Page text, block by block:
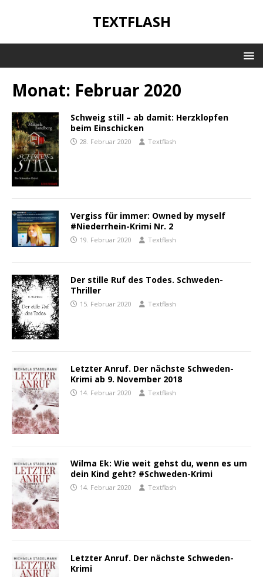
TEXTFLASH
Monat: Februar 2020
Schweig still – ab damit: Herzklopfen
beim Einschicken
28. Februar 2020 Textflash
Vergiss für immer: Owned by myself
#Niederrhein-Krimi Nr. 2
19. Februar 2020 Textflash
Der stille Ruf des Todes. Schweden-
Thriller
15. Februar 2020 Textflash
Letzter Anruf. Der nächste Schweden-
Krimi ab 9. November 2018
14. Februar 2020 Textflash
Wilma Ek: Wie weit gehst du, wenn es um
dein Kind geht? #Schweden-Krimi
14. Februar 2020 Textflash
Letzter Anruf. Der nächste Schweden-
Krimi